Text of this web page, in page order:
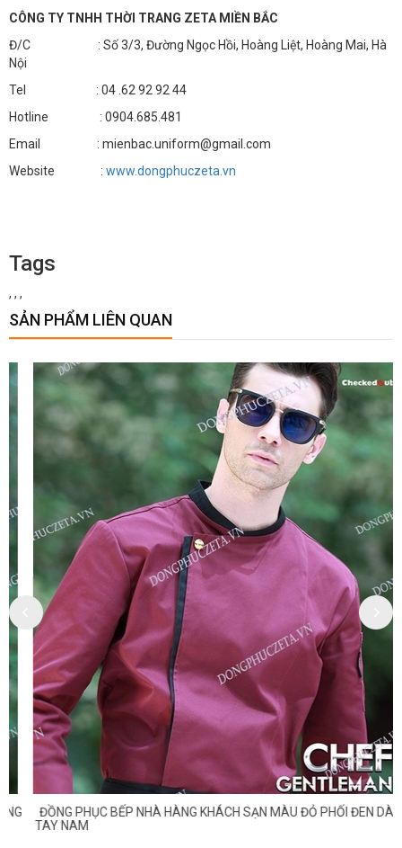
CÔNG TY TNHH THỜI TRANG ZETA MIỀN BẮC
Đ/C : Số 3/3, Đường Ngọc Hồi, Hoàng Liệt, Hoàng Mai, Hà
Nội
Tel : 04 .62 92 92 44
Hotline : 0904.685.481
Email : mienbac.uniform@gmail.com
Website : www.dongphuczeta.vn
Tags
, , ,
SẢN PHẨM LIÊN QUAN
ĐỒNG PHỤC BẾP NHÀ HÀNG KHÁCH SẠN MÀU ĐỎ PHỐI ĐEN DÀI
TAY NAM